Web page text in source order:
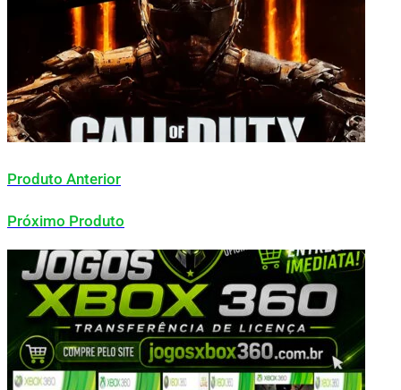
Produto Anterior
Próximo Produto